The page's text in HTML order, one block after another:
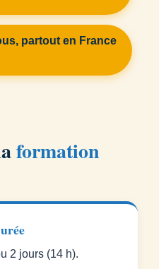
partout en France
formation
2 jours (14 h).